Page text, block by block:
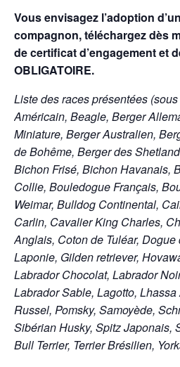
Vous envisagez l’adoption
compagnon, téléchargez dès
de certificat d’engagement et
OBLIGATOIRE.
Liste des races présentées
Américain, Beagle, Berger
Miniature, Berger Australien,
de Bohême, Berger des
Bichon Frisé, Bichon Havanais,
Collie, Bouledogue Français,
Weimar, Bulldog Continental,
Carlin, Cavalier King Charles,
Anglais, Coton de Tuléar,
Laponie, Gilden retriever,
Labrador Chocolat, Labrador
Labrador Sable, Lagotto,
Russel, Pomsky, Samoyède,
Sibérian Husky, Spitz Japonais,
Bull Terrier, Terrier Brésilien,